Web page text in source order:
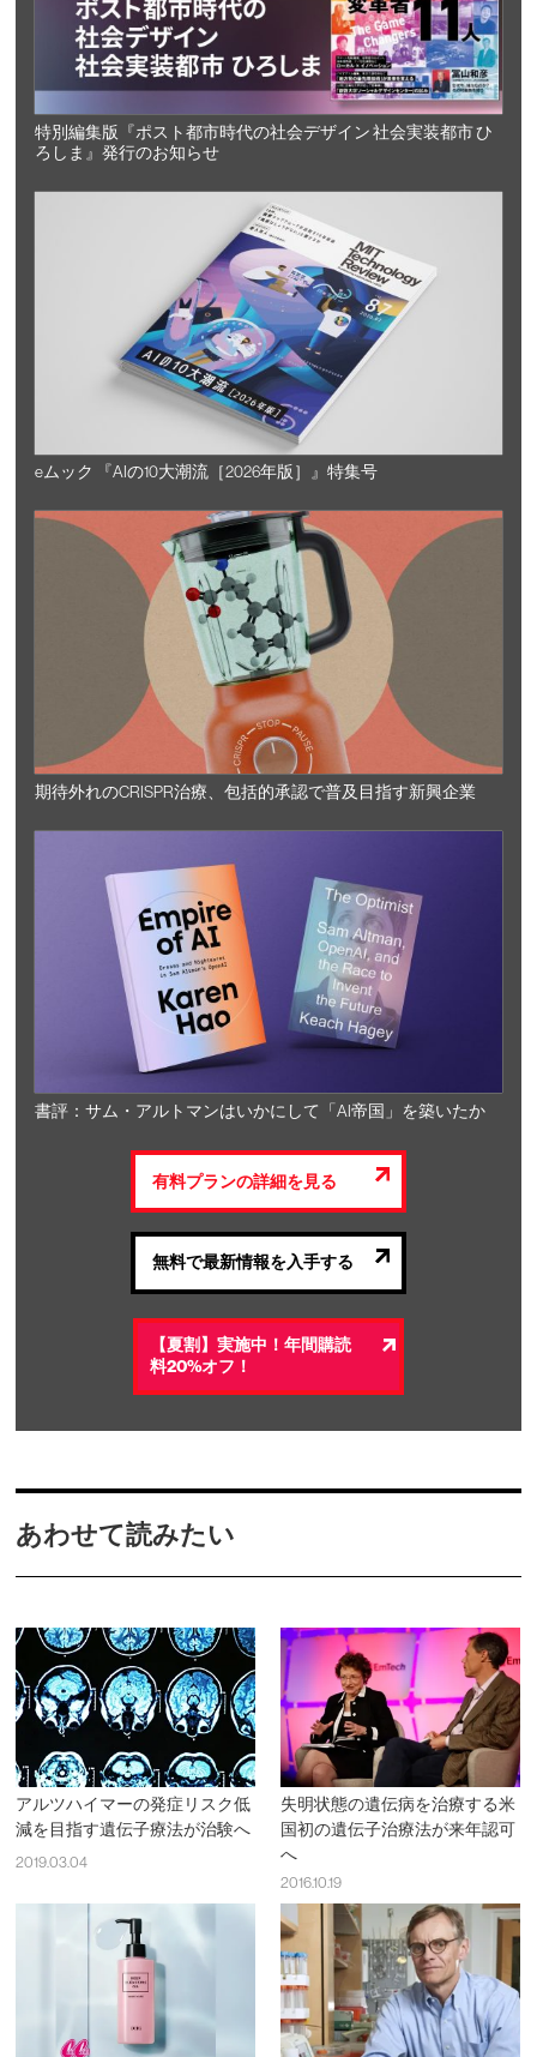
特別編集版『ポスト都市時代の社会デザイン 社会実装都市 ひ
ろしま』発行のお知らせ
eムック 『AIの10大潮流［2026年版］』特集号
期待外れのCRISPR治療、包括的承認で普及目指す新興企業
書評：サム・アルトマンはいかにして「AI帝国」を築いたか
有料プランの詳細を見る
無料で最新情報を入手する
【夏割】実施中！年間購読
料20%オフ！
あわせて読みたい
アルツハイマーの発症リスク低
減を目指す遺伝子療法が治験へ
2019.03.04
失明状態の遺伝病を治療する米
国初の遺伝子治療法が来年認可
へ
2016.10.19